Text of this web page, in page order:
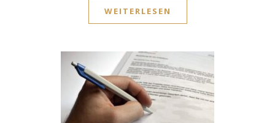
WEITERLESEN